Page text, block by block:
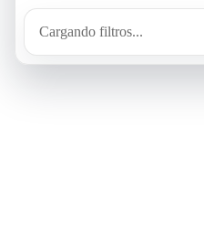
Cargando filtros...